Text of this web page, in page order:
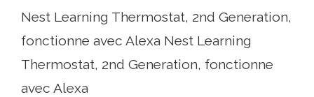
Nest Learning Thermostat, 2nd Generation,
fonctionne avec Alexa Nest Learning
Thermostat, 2nd Generation, fonctionne
avec Alexa